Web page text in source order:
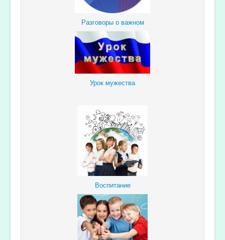
Разговоры о важном
Урок мужества
Воспитание